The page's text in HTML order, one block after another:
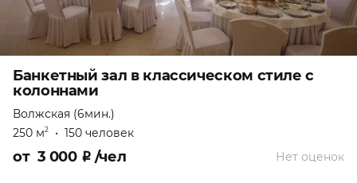
Банкетный зал в классическом стиле с
колоннами
Волжская (6мин.)
250 м2 • 150 человек
Нет оценок
от 3 000 ₽ /чел